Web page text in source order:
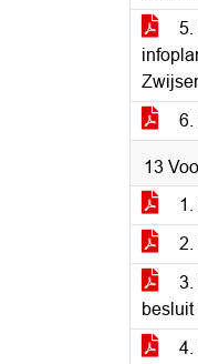
5.
6.
13
2.
3.
besluit
4.